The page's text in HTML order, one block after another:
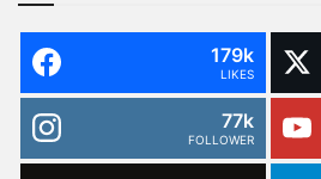
179k
LIKES
77k
FOLLOWER